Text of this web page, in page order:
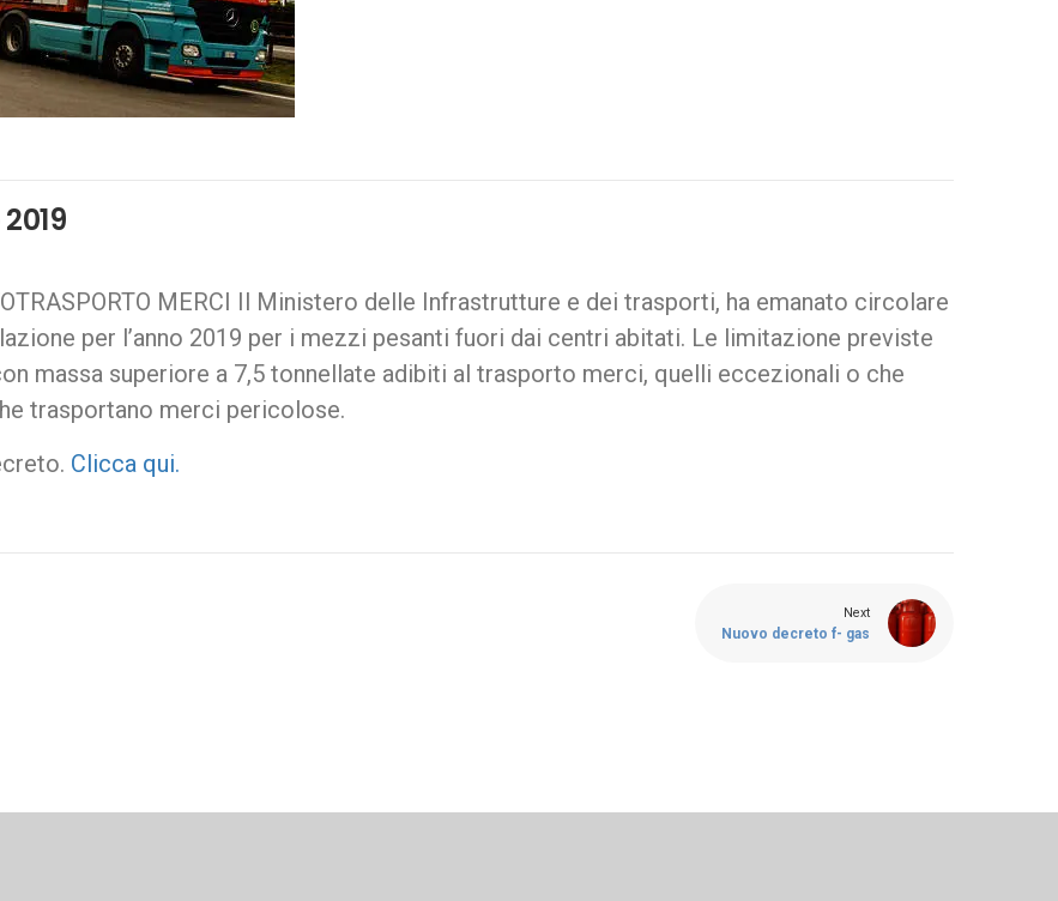
MERCI Il Ministero delle Infrastrutture e dei trasporti, ha emanato circolare
per l’anno 2019 per i mezzi pesanti fuori dai centri abitati. Le limitazione previste
massa superiore a 7,5 tonnellate adibiti al trasporto merci, quelli eccezionali o che
trasportano merci pericolose.
Clicca qui.
Next
Nuovo decreto f- gas